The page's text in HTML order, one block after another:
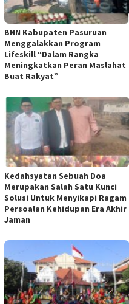
BNN Kabupaten Pasuruan
Menggalakkan Program
Lifeskill “Dalam Rangka
Meningkatkan Peran Maslahat
Buat Rakyat”
Kedahsyatan Sebuah Doa
Merupakan Salah Satu Kunci
Solusi Untuk Menyikapi Ragam
Persoalan Kehidupan Era Akhir
Jaman